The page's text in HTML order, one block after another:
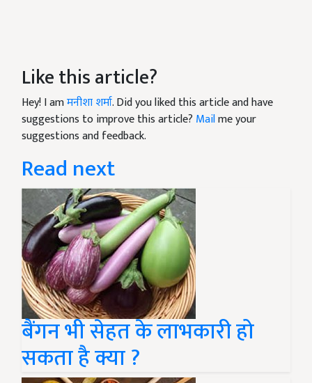
Like this article?
Hey! I amमनीशा शर्मा. Did you liked this article and have
suggestions to improve this article? Mailme your
suggestions and feedback.
Read next
बैंगन भी सेहत के लाभकारी हो
सकता है क्या ?